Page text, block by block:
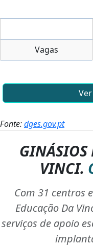
Vagas
Fonte:dges.gov.pt
GINÁSIOS
VINCI.
Com 31 centros
Educação Da
serviços de apoio